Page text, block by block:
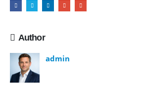
Author
admin